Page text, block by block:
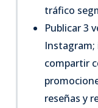
tráfico
Publicar 3
compartir
reseñas y